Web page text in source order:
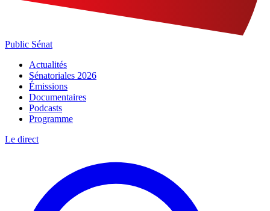
Public Sénat
Actualités
Sénatoriales 2026
Émissions
Documentaires
Podcasts
Programme
Le direct